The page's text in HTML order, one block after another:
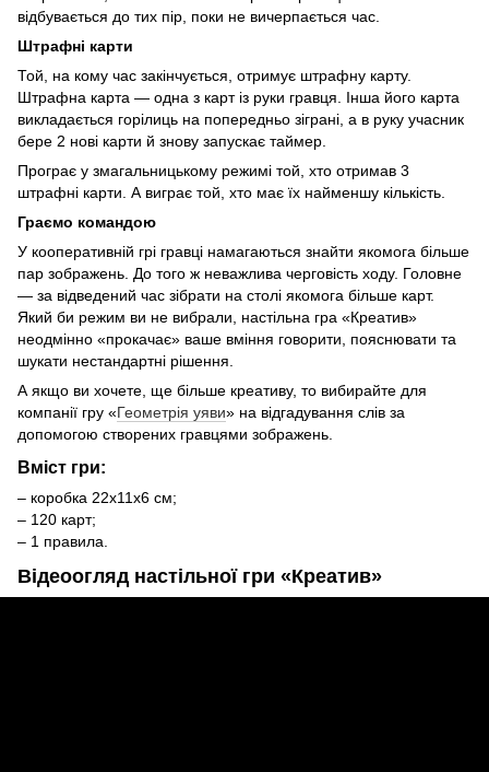
відбувається до тих пір, поки не вичерпається час.
Штрафні карти
Той, на кому час закінчується, отримує штрафну карту.
Штрафна карта — одна з карт із руки гравця. Інша його карта
викладається горілиць на попередньо зіграні, а в руку учасник
бере 2 нові карти й знову запускає таймер.
Програє у змагальницькому режимі той, хто отримав 3
штрафні карти. А виграє той, хто має їх найменшу кількість.
Граємо командою
У кооперативній грі гравці намагаються знайти якомога більше
пар зображень. До того ж неважлива черговість ходу. Головне
— за відведений час зібрати на столі якомога більше карт.
Який би режим ви не вибрали, настільна гра «Креатив»
неодмінно «прокачає» ваше вміння говорити, пояснювати та
шукати нестандартні рішення.
А якщо ви хочете, ще більше креативу, то вибирайте для
компанії гру «Геометрія уяви» на відгадування слів за
допомогою створених гравцями зображень.
Вміст гри:
– коробка 22х11х6 см;
– 120 карт;
– 1 правила.
Відеоогляд настільної гри «Креатив»